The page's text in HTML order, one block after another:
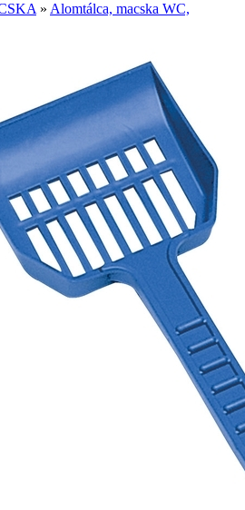
» Alomtálca, macska WC,